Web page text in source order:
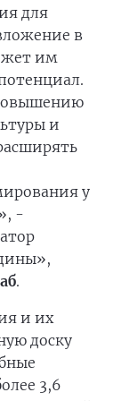
для
в
им
и
у
-
.
и их
доску
3,6